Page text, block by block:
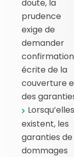
doute, la
prudence
exige de
demander
confirmation
écrite de la
couverture
des
Lorsqu’elles
existent, les
garanties de
dommages